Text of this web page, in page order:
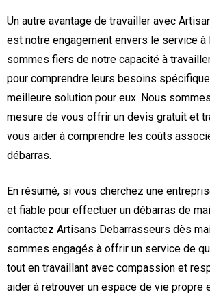
Un autre avantage de travailler avec
est notre engagement envers le service à
sommes fiers de notre capacité à
pour comprendre leurs besoins
meilleure solution pour eux. Nous
mesure de vous offrir un devis gratuit et
vous aider à comprendre les coûts
débarras.
En résumé, si vous cherchez une
et fiable pour effectuer un débarras de
contactez Artisans Debarrasseurs dès
sommes engagés à offrir un service de
tout en travaillant avec compassion et
aider à retrouver un espace de vie propre